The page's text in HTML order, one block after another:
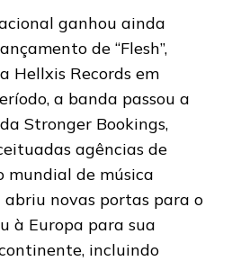
ganhou ainda
de “Flesh”,
Hellxis Records em
a banda passou a
Stronger Bookings,
agências de
mundial de música
abriu novas portas para o
à Europa para sua
incluindo